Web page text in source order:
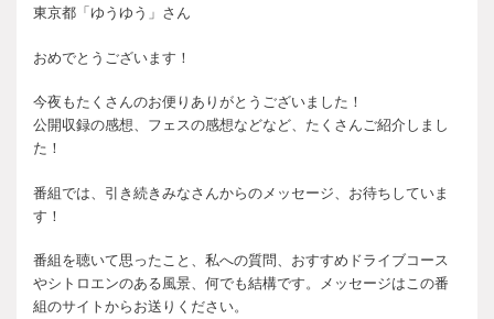
東京都「ゆうゆう」さん
おめでとうございます！
今夜もたくさんのお便りありがとうございました！
公開収録の感想、フェスの感想などなど、たくさんご紹介しまし
た！
番組では、引き続きみなさんからのメッセージ、お待ちしていま
す！
番組を聴いて思ったこと、私への質問、おすすめドライブコース
やシトロエンのある風景、何でも結構です。メッセージはこの番
組のサイトからお送りください。